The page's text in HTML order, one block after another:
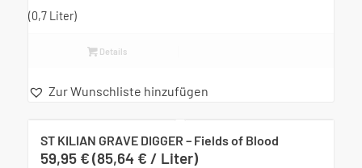
(0,7 Liter)
Details
Zur Wunschliste hinzufügen
ST KILIAN GRAVE DIGGER – Fields of Blood
59,95 €(85,64 € / Liter)